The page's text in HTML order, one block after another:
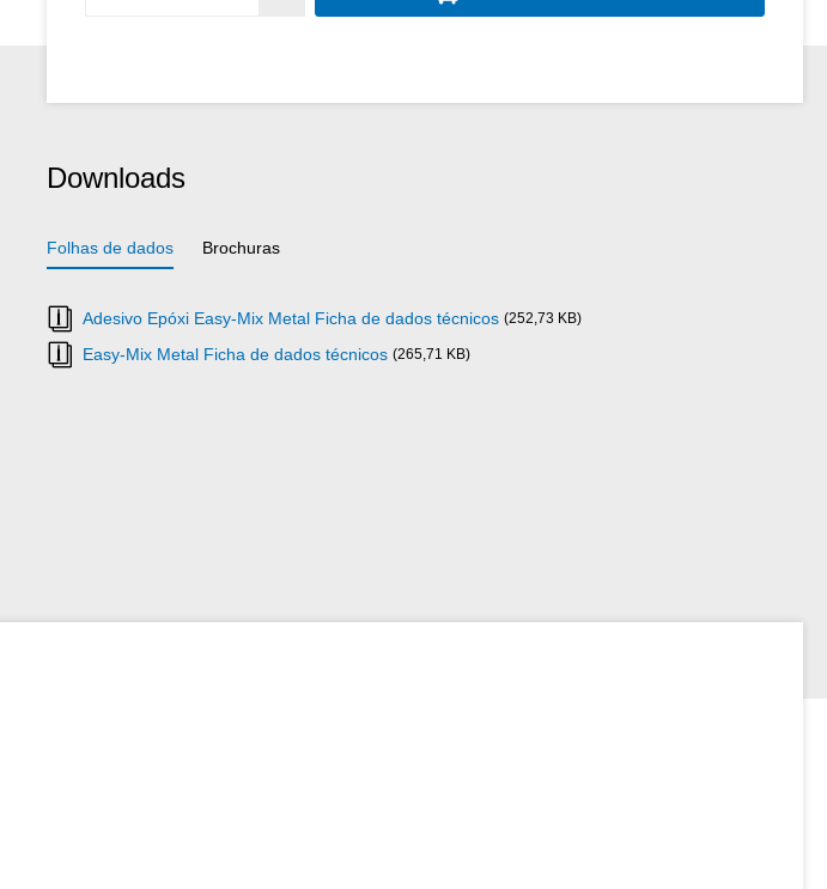
Downloads
Folhas de dados Brochuras
Adesivo Epóxi Easy-Mix Metal Ficha de dados técnicos (252,73 KB)
Easy-Mix Metal Ficha de dados técnicos (265,71 KB)